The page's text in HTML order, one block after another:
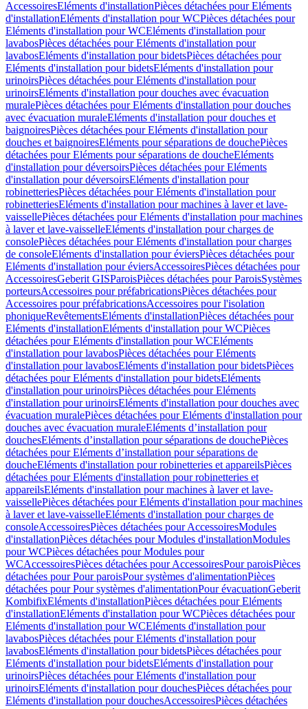
AccessoiresEléments d'installationPièces détachées pour Eléments
d'installationEléments d'installation pour WCPièces détachées pour
Eléments d'installation pour WCEléments d'installation pour
lavabosPièces détachées pour Eléments d'installation pour
lavabosEléments d'installation pour bidetsPièces détachées pour
Eléments d'installation pour bidetsEléments d'installation pour
urinoirsPièces détachées pour Eléments d'installation pour
urinoirsEléments d'installation pour douches avec évacuation
muralePièces détachées pour Eléments d'installation pour douches
avec évacuation muraleEléments d'installation pour douches et
baignoiresPièces détachées pour Eléments d'installation pour
douches et baignoiresEléments pour séparations de douchePièces
détachées pour Eléments pour séparations de doucheEléments
d'installation pour déversoirsPièces détachées pour Eléments
d'installation pour déversoirsEléments d'installation pour
robinetteriesPièces détachées pour Eléments d'installation pour
robinetteriesEléments d'installation pour machines à laver et lave-
vaissellePièces détachées pour Eléments d'installation pour machines
à laver et lave-vaisselleEléments d'installation pour charges de
consolePièces détachées pour Eléments d'installation pour charges
de consoleEléments d'installation pour éviersPièces détachées pour
Eléments d'installation pour éviersAccessoiresPièces détachées pour
AccessoiresGeberit GISParoisPièces détachées pour ParoisSystèmes
porteursAccessoires pour préfabricationsPièces détachées pour
Accessoires pour préfabricationsAccessoires pour l'isolation
phoniqueRevêtementsEléments d'installationPièces détachées pour
Eléments d'installationEléments d'installation pour WCPièces
détachées pour Eléments d'installation pour WCEléments
d'installation pour lavabosPièces détachées pour Eléments
d'installation pour lavabosEléments d'installation pour bidetsPièces
détachées pour Eléments d'installation pour bidetsEléments
d'installation pour urinoirsPièces détachées pour Eléments
d'installation pour urinoirsEléments d'installation pour douches avec
évacuation muralePièces détachées pour Eléments d'installation pour
douches avec évacuation muraleEléments d’installation pour
douchesEléments d’installation pour séparations de douchePièces
détachées pour Eléments d’installation pour séparations de
doucheEléments d'installation pour robinetteries et appareilsPièces
détachées pour Eléments d'installation pour robinetteries et
appareilsEléments d'installation pour machines à laver et lave-
vaissellePièces détachées pour Eléments d'installation pour machines
à laver et lave-vaisselleEléments d'installation pour charges de
consoleAccessoiresPièces détachées pour AccessoiresModules
d'installationPièces détachées pour Modules d'installationModules
pour WCPièces détachées pour Modules pour
WCAccessoiresPièces détachées pour AccessoiresPour paroisPièces
détachées pour Pour paroisPour systèmes d'alimentationPièces
détachées pour Pour systèmes d'alimentationPour évacuationGeberit
KombifixEléments d'installationPièces détachées pour Eléments
d'installationEléments d'installation pour WCPièces détachées pour
Eléments d'installation pour WCEléments d'installation pour
lavabosPièces détachées pour Eléments d'installation pour
lavabosEléments d'installation pour bidetsPièces détachées pour
Eléments d'installation pour bidetsEléments d'installation pour
urinoirsPièces détachées pour Eléments d'installation pour
urinoirsEléments d'installation pour douchesPièces détachées pour
Eléments d'installation pour douchesAccessoiresPièces détachées